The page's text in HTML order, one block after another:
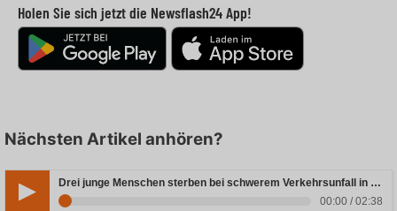
Holen Sie sich jetzt die Newsflash24 App!
Nächsten Artikel anhören?
Drei junge Menschen sterben bei schwerem Verkehrsunfall in Rheinland-Pfalz
00:00 / 02:38